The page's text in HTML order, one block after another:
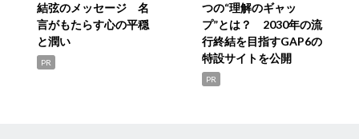
結弦のメッセージ 名
言がもたらす心の平穏
と潤い
PR
つの“理解のギャッ
プ”とは？ 2030年の流
行終結を目指すGAP6の
特設サイトを公開
PR